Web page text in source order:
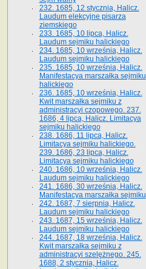
232. 1685, 12 stycznia, Halicz.
Laudum elekcyjne pisarza
ziemskiego
233. 1685, 10 lipca, Halicz.
Laudum sejmiku halickiego
234. 1685, 10 września, Halicz.
Laudum sejmiku halickiego
235. 1685, 10 września, Halicz.
Manifestacya marszałka sejmiku
halickiego
236. 1685, 10 września, Halicz.
Kwit marszałka sejmiku z
administracyi czopowego. 237.
1686, 4 lipca, Halicz. Limitacya
sejmiku halickiego
238. 1686, 11 lipca, Halicz.
Limitacya sejmiku halickiego.
239. 1686, 23 lipca, Halicz.
Limitacya sejmiku halickiego
240. 1686, 10 września, Halicz.
Laudum sejmiku halickiego
241. 1686, 30 września, Halicz.
Manifestacya marszałka sejmiku
242. 1687, 7 sierpnia, Halicz.
Laudum sejmiku halickiego
243. 1687, 15 września, Halicz.
Laudum sejmiku halickiego
244. 1687, 18 września, Halicz.
Kwit marszałka sejmiku z
administracyi szelężnego. 245.
1688, 2 stycznia, Halicz.